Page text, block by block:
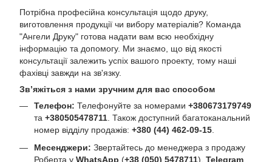
Потрібна професійна консультація щодо друку,
виготовлення продукції чи вибору матеріалів? Команда
"Ангели Друку" готова надати вам всю необхідну
інформацію та допомогу. Ми знаємо, що від якості
консультації залежить успіх вашого проекту, тому наші
фахівці завжди на зв'язку.
Зв’яжіться з нами зручним для вас способом
Телефон: Телефонуйте за номерами +380673179749
та +380505478711. Також доступний багатоканальний
номер відділу продажів: +380 (44) 462-09-15.
Месенджери: Звертайтесь до менеджера з продажу
Роберта у WhatsApp (+38 (050) 5478711), Telegram